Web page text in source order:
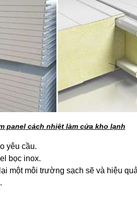
panel cách nhiệt làm cửa kho lạnh
yêu cầu.
bọc inox.
một môi trường sạch sẽ và hiệu